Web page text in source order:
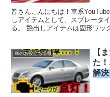
皆さんこんにちは！車系
しアイテムとして、スプレータ
る。 艶出しアイテムは固形ワッ
車のお役立ち情報
【
た
解